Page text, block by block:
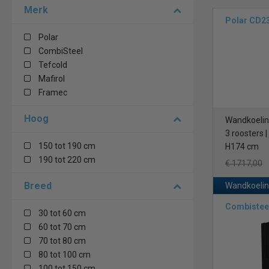
Merk
Polar
CombiSteel
Tefcold
Mafirol
Framec
Hoog
150 tot 190 cm
190 tot 220 cm
Breed
30 tot 60 cm
60 tot 70 cm
70 tot 80 cm
80 tot 100 cm
Een
Een luxe
en zijn
U wenst
uitgerust met
koelingen
Een
Voor kleinere
etages, een
legborden,
Polar
3 roosters |
H174 cm
€ 1717,00